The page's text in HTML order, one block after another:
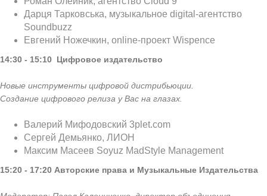
Дарця Тарковська, музыкальное digital-агентство
Soundbuzz
Евгений Ножечкин, online-проект Wispence
14:30 - 15:10 Цифровое издательство
Новые инструменты цифровой дистрибьюции.
Создание цифрового релиза у Вас на глазах.
Валерий Мифодовский 3plet.com
Сергей Демьянко, ЛИОН
Максим Масеев Soyuz MadStyle Management
15:20 - 17:20 Авторские права и Музыкальные Издательства